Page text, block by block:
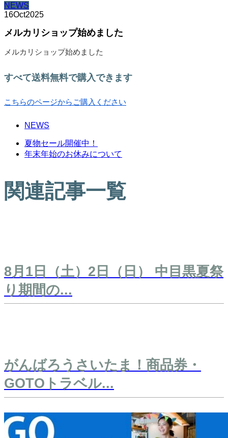
NEWS
16Oct2025
メルカリショップ始めました
メルカリショップ始めました
すべて送料無料で購入できます
こちらのページからご購入ください
NEWS
夏物セール開催中！
年末年始のお休みについて
関連記事一覧
8月1日（土）2日（日） 中目黒夏祭
り期間の...
がんばろうさいたま！商品券・
GOTOトラベル...